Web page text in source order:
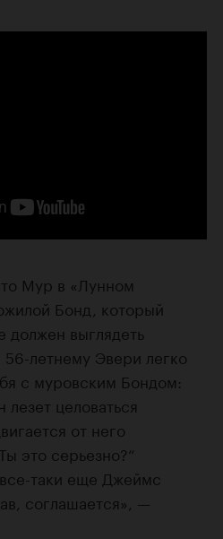
Мур в «Лунном
Бонд, который
должен выглядеть
летнему Эвери легко
с муровским Бондом:
целоваться
от него
это серьезно?“
таки еще Джеймс
соглашается», —